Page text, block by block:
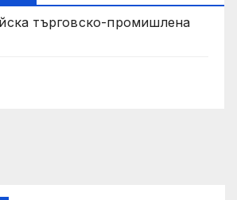
търговско-промишлена